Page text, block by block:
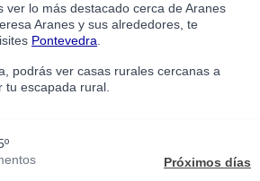
ver lo más destacado cerca de Aranes
Aranes y sus alrededores, te
Pontevedra
podrás ver casas rurales cercanas a
escapada rural.
Próximos días